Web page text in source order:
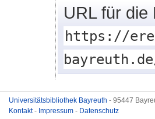
URL für die
https://
Universitätsbibliothek Bayreuth - 95447
Kontakt- Impressum - Datenschutz